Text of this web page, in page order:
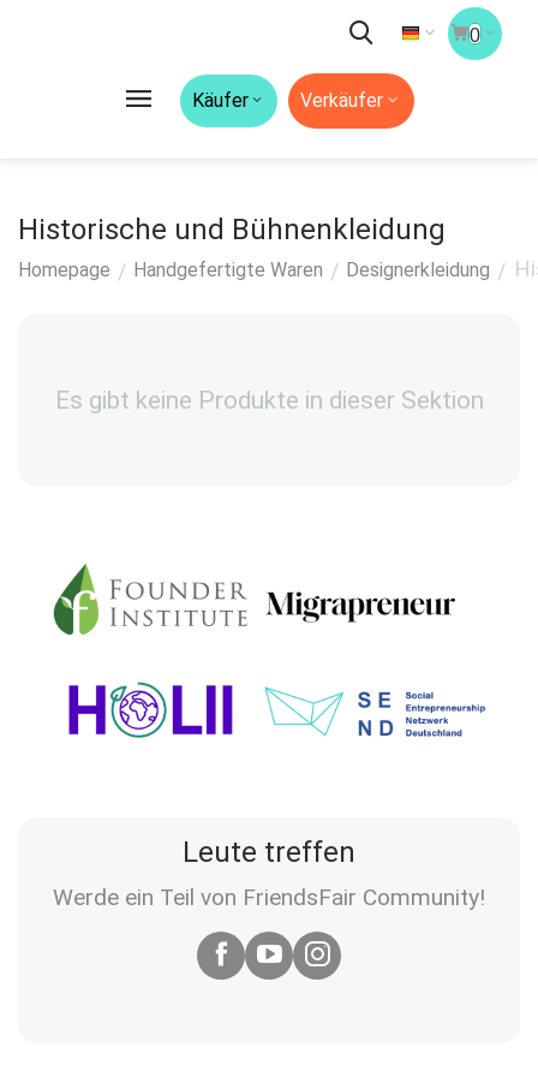
0
Käufer Verkäufer
Historische und Bühnenkleidung
Homepage / Handgefertigte Waren / Designerkleidung /
Es gibt keine Produkte in dieser Sektion
Leute treffen
Werde ein Teil von FriendsFair Community!